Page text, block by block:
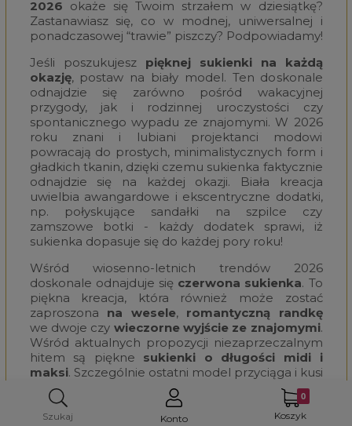
Szukaj Konto Koszyk
2026 okaże się Twoim strzałem w dziesiątkę?
Zastanawiasz się, co w modnej, uniwersalnej i
ponadczasowej “trawie” piszczy? Podpowiadamy!
Jeśli poszukujesz pięknej sukienki na każdą
okazję, postaw na biały model. Ten doskonale
odnajdzie się zarówno pośród wakacyjnej
przygody, jak i rodzinnej uroczystości czy
spontanicznego wypadu ze znajomymi. W 2026
roku znani i lubiani projektanci modowi
powracają do prostych, minimalistycznych form i
gładkich tkanin, dzięki czemu sukienka faktycznie
odnajdzie się na każdej okazji. Biała kreacja
uwielbia awangardowe i ekscentryczne dodatki,
np. połyskujące sandałki na szpilce czy
zamszowe botki - każdy dodatek sprawi, iż
sukienka dopasuje się do każdej pory roku!
Wśród wiosenno-letnich trendów 2026
doskonale odnajduje się czerwona sukienka. To
piękna kreacja, która również może zostać
zaproszona na wesele, romantyczną randkę
we dwoje czy wieczorne wyjście ze znajomymi.
Wśród aktualnych propozycji niezaprzeczalnym
hitem są piękne sukienki o długości midi i
maksi. Szczególnie ostatni model przyciąga i kusi
- jest on bardzo żywiołowy, pełen energii i
niezwykłej pasji. Doczerwonej sukienki na
każdą okazję z kolekcji 2026
dobieraj